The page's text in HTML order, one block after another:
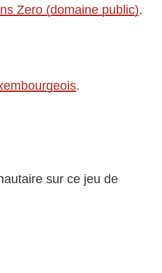
Zero (domaine public).
.
sur ce jeu de